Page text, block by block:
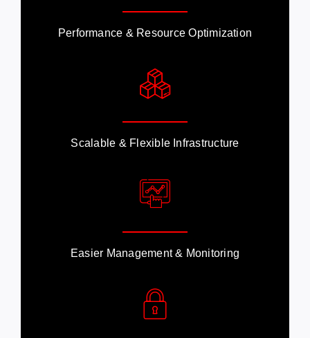
Performance & Resource Optimization
Scalable & Flexible Infrastructure
Easier Management & Monitoring